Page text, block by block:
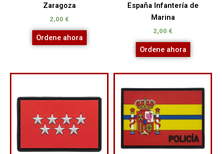
Zaragoza
2,00 €
Ordene ahora
España Infantería de
Marina
2,00 €
Ordene ahora